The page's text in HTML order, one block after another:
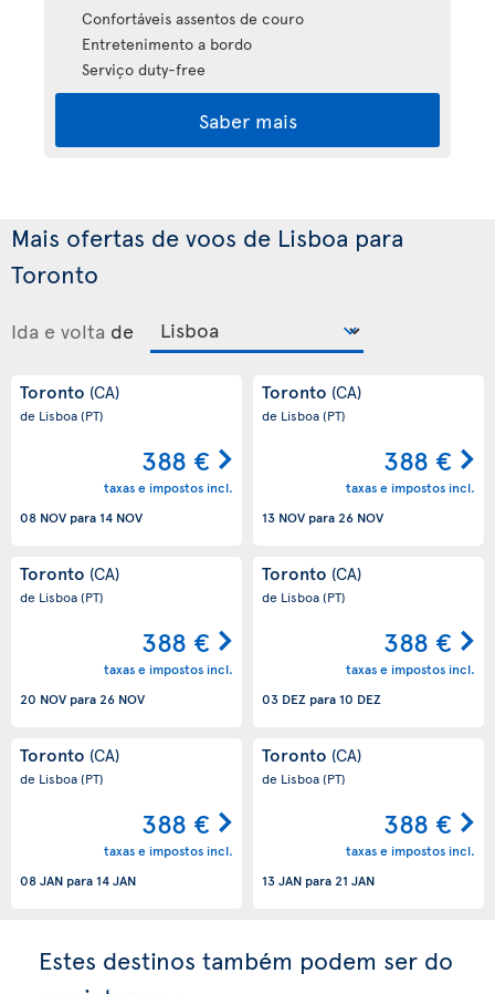
Confortáveis assentos de couro
Entretenimento a bordo
Serviço duty-free
Saber mais
Mais ofertas de voos de Lisboa para
Toronto
Ida e volta de
Toronto (CA)
de Lisboa(PT)
388 €
taxas e impostos incl.
08 NOV para14 NOV
Toronto (CA)
de Lisboa(PT)
388 €
taxas e impostos incl.
13 NOV para26 NOV
Toronto (CA)
de Lisboa(PT)
388 €
taxas e impostos incl.
20 NOV para26 NOV
Toronto (CA)
de Lisboa(PT)
388 €
taxas e impostos incl.
03 DEZ para10 DEZ
Toronto (CA)
de Lisboa(PT)
388 €
taxas e impostos incl.
08 JAN para14 JAN
Toronto (CA)
de Lisboa(PT)
388 €
taxas e impostos incl.
13 JAN para21 JAN
Estes destinos também podem ser do